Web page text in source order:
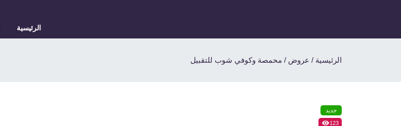
الرئيسية
الرئيسية / عروض / محمصة وكوفي شوب للتقبيل
جديد
123